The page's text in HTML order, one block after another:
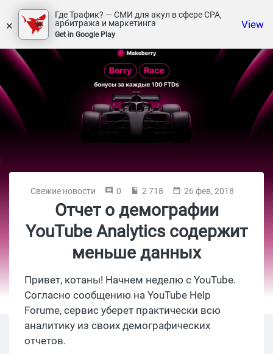
×
Где Трафик? — СМИ для акул в сфере СРА,
арбитража и маркетинга
Get in Google Play
View
Свежие новости 0 2 718 26 фев, 2018
Отчет о демографии
YouTube Analytics содержит
меньше данных
Привет, котаны! Начнем неделю с YouTube.
Согласно сообщению на YouTube Help
Forume, сервис уберет практически всю
аналитику из своих демографических
отчетов.